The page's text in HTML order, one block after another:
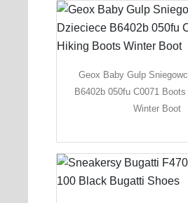
Geox Baby Gulp
B6402b 050fu C0071
Winter Boot